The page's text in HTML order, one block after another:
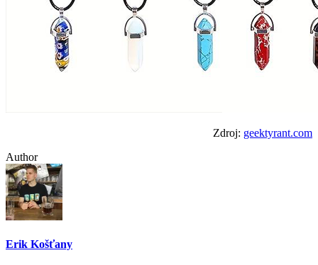
Zdroj: geektyrant.com
Author
Erik Košťany